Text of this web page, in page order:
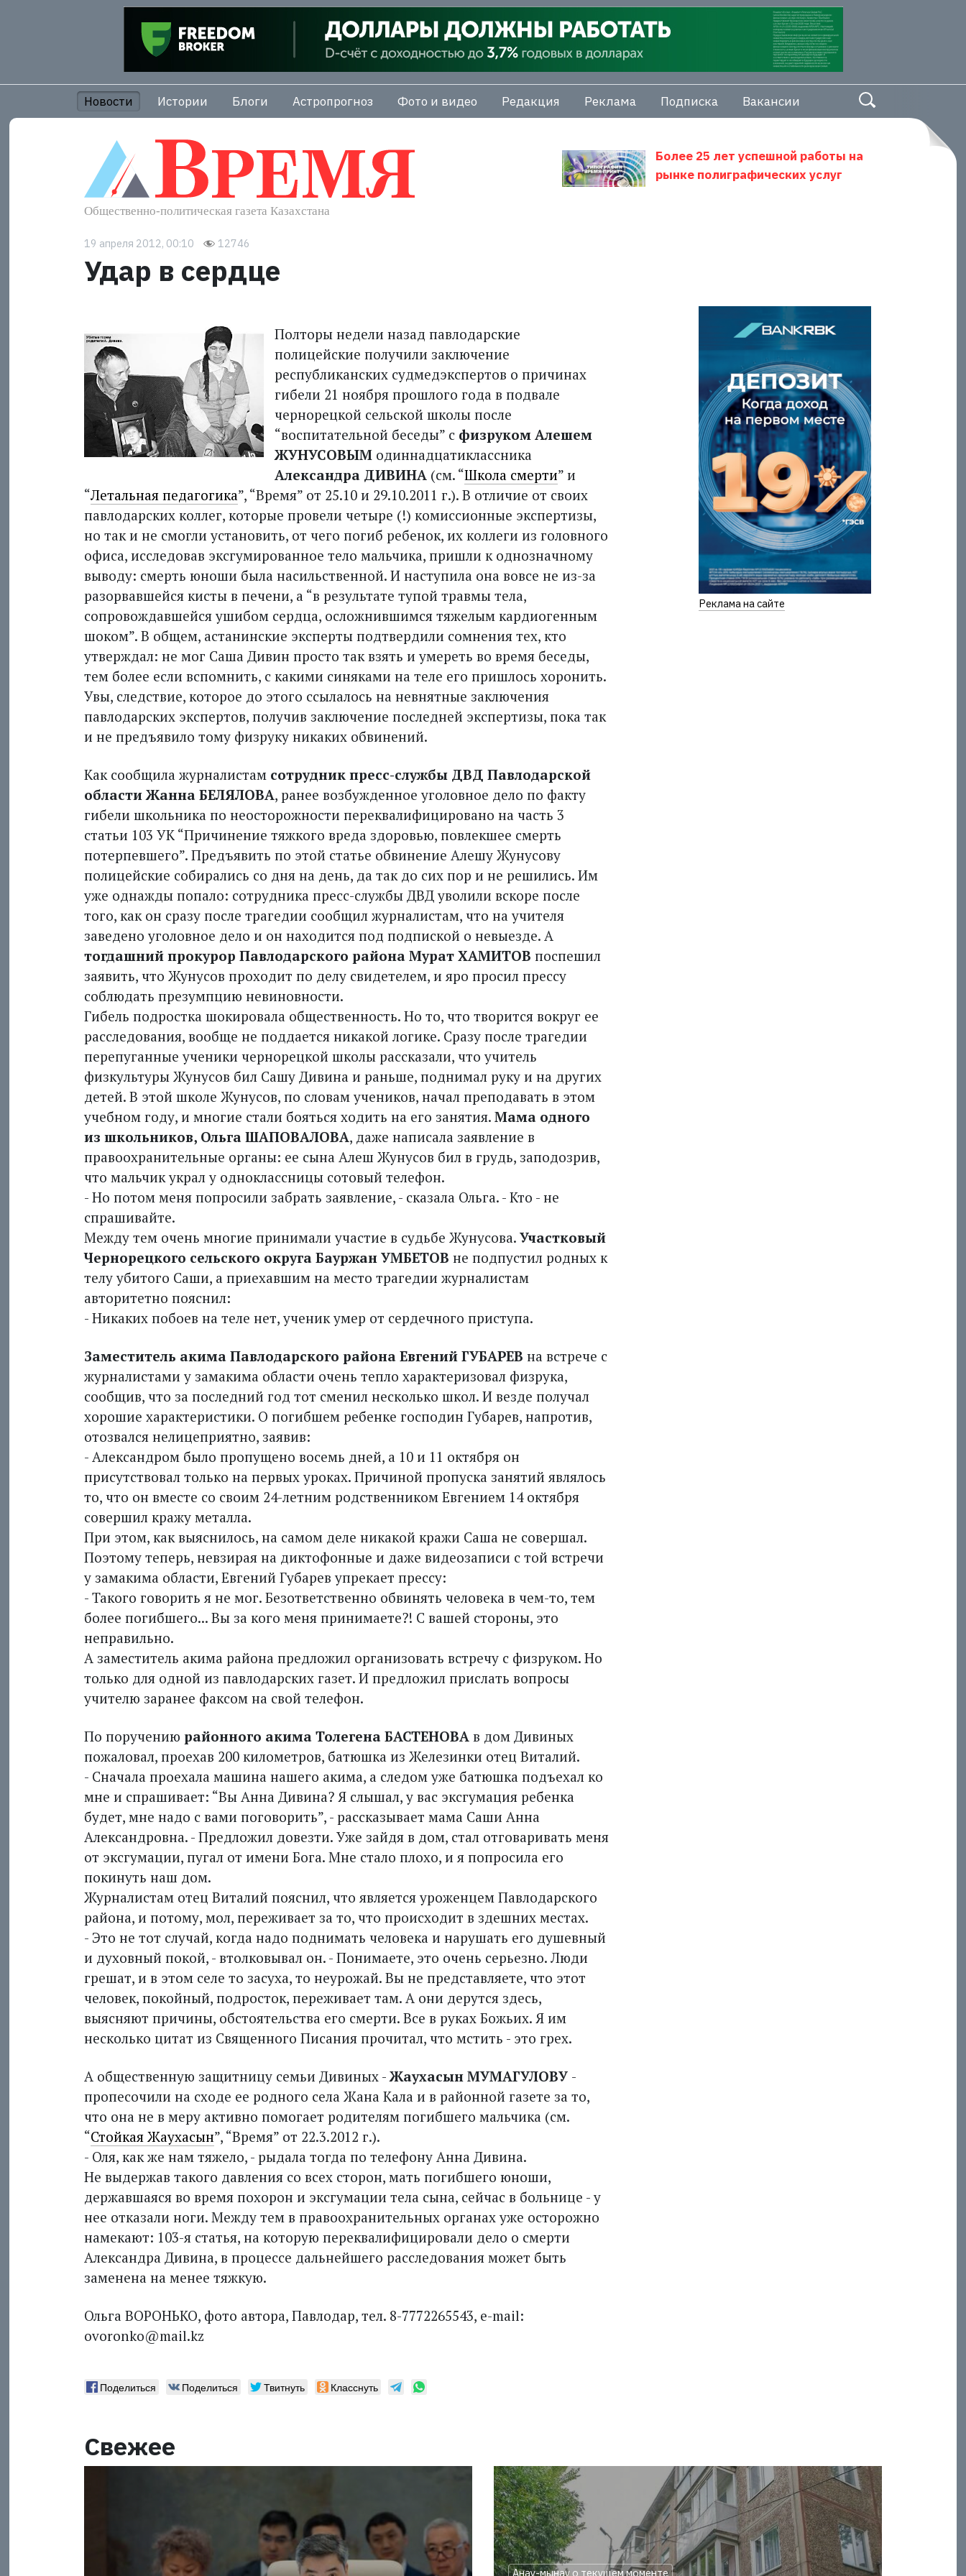
Новости Истории Блоги Астропрогноз Фото и видео Редакция Реклама Подписка Вакансии
Более 25 лет успешной работы на
рынке полиграфических услуг
19 апреля 2012, 00:10 12746
Удар в сердце
Полторы недели назад павлодарские
полицейские получили заключение
республиканских судмедэкспертов о причинах
гибели 21 ноября прошлого года в подвале
чернорецкой сельской школы после
“воспитательной беседы” с физруком Алешем
ЖУНУСОВЫМодиннадцатиклассника
Александра ДИВИНА (см. “Школа смерти” и
“Летальная педагогика”, “Время” от 25.10 и 29.10.2011 г.). В отличие от своих
павлодарских коллег, которые провели четыре (!) комиссионные экспертизы,
но так и не смогли установить, от чего погиб ребенок, их коллеги из головного
офиса, исследовав эксгумированное тело мальчика, пришли к однозначному
выводу: смерть юноши была насильственной. И наступила она вовсе не из-за
разорвавшейся кисты в печени, а “в результате тупой травмы тела,
сопровождавшейся ушибом сердца, осложнившимся тяжелым кардиогенным
шоком”. В общем, астанинские эксперты подтвердили сомнения тех, кто
утверждал: не мог Саша Дивин просто так взять и умереть во время беседы,
тем более если вспомнить, с какими синяками на теле его пришлось хоронить.
Увы, следствие, которое до этого ссылалось на невнятные заключения
павлодарских экспертов, получив заключение последней экспертизы, пока так
и не предъявило тому физруку никаких обвинений.
Как сообщила журналистам сотрудник пресс-службы ДВД Павлодарской
области Жанна БЕЛЯЛОВА, ранее возбужденное уголовное дело по факту
гибели школьника по неосторожности переквалифицировано на часть 3
статьи 103 УК “Причинение тяжкого вреда здоровью, повлекшее смерть
потерпевшего”. Предъявить по этой статье обвинение Алешу Жунусову
полицейские собирались со дня на день, да так до сих пор и не решились. Им
уже однажды попало: сотрудника пресс-службы ДВД уволили вскоре после
того, как он сразу после трагедии сообщил журналистам, что на учителя
заведено уголовное дело и он находится под подпиской о невыезде. А
тогдашний прокурор Павлодарского района Мурат ХАМИТОВ поспешил
заявить, что Жунусов проходит по делу свидетелем, и яро просил прессу
соблюдать презумпцию невиновности.
Гибель подростка шокировала общественность. Но то, что творится вокруг ее
расследования, вообще не поддается никакой логике. Сразу после трагедии
перепуганные ученики чернорецкой школы рассказали, что учитель
физкультуры Жунусов бил Сашу Дивина и раньше, поднимал руку и на других
детей. В этой школе Жунусов, по словам учеников, начал преподавать в этом
учебном году, и многие стали бояться ходить на его занятия. Мама одного
из школьников, Ольга ШАПОВАЛОВА, даже написала заявление в
правоохранительные органы: ее сына Алеш Жунусов бил в грудь, заподозрив,
что мальчик украл у одноклассницы сотовый телефон.
- Но потом меня попросили забрать заявление, - сказала Ольга. - Кто - не
спрашивайте.
Между тем очень многие принимали участие в судьбе Жунусова. Участковый
Чернорецкого сельского округа Бауржан УМБЕТОВ не подпустил родных к
телу убитого Саши, а приехавшим на место трагедии журналистам
авторитетно пояснил:
- Никаких побоев на теле нет, ученик умер от сердечного приступа.
Заместитель акима Павлодарского района Евгений ГУБАРЕВ на встрече с
журналистами у замакима области очень тепло характеризовал физрука,
сообщив, что за последний год тот сменил несколько школ. И везде получал
хорошие характеристики. О погибшем ребенке господин Губарев, напротив,
отозвался нелицеприятно, заявив:
- Александром было пропущено восемь дней, а 10 и 11 октября он
присутствовал только на первых уроках. Причиной пропуска занятий являлось
то, что он вместе со своим 24-летним родственником Евгением 14 октября
совершил кражу металла.
При этом, как выяснилось, на самом деле никакой кражи Саша не совершал.
Поэтому теперь, невзирая на диктофонные и даже видео­записи с той встречи
у замакима области, Евгений Губарев упрекает прессу:
- Такого говорить я не мог. Безответственно обвинять человека в чем-то, тем
более погибшего... Вы за кого меня принимаете?! С вашей стороны, это
неправильно.
А заместитель акима района предложил организовать встречу с физруком. Но
только для одной из павлодарских газет. И предложил прислать вопросы
учителю заранее факсом на свой телефон.
По поручению районного акима Толегена БАСТЕНОВА в дом Дивиных
пожаловал, проехав 200 километров, батюшка из Железинки отец Виталий.
- Сначала проехала машина нашего акима, а следом уже батюшка подъехал ко
мне и спрашивает: “Вы Анна Дивина? Я слышал, у вас эксгумация ребенка
будет, мне надо с вами поговорить”, - рассказывает мама Саши Анна
Александровна. - Предложил довезти. Уже зайдя в дом, стал отговаривать меня
от эксгумации, пугал от имени Бога. Мне стало плохо, и я попросила его
покинуть наш дом.
Журналистам отец Виталий пояснил, что является уроженцем Павлодарского
района, и потому, мол, переживает за то, что происходит в здешних местах.
- Это не тот случай, когда надо поднимать человека и нарушать его душевный
и духовный покой, - втолковывал он. - Понимаете, это очень серьезно. Люди
грешат, и в этом селе то засуха, то неурожай. Вы не представляете, что этот
человек, покойный, подросток, переживает там. А они дерутся здесь,
выясняют причины, обстоятельства его смерти. Все в руках Божьих. Я им
несколько цитат из Священного Писания прочитал, что мстить - это грех.
А общественную защитницу семьи Дивиных - Жаухасын МУМАГУЛОВУ -
пропесочили на сходе ее родного села Жана Кала и в районной газете за то,
что она не в меру активно помогает родителям погибшего мальчика (см.
“Стойкая Жаухасын”, “Время” от 22.3.2012 г.).
- Оля, как же нам тяжело, - рыдала тогда по телефону Анна Дивина.
Не выдержав такого давления со всех сторон, мать погибшего юноши,
державшаяся во время похорон и эксгумации тела сына, сейчас в больнице - у
нее отказали ноги. Между тем в правоохранительных органах уже осторожно
намекают: 103-я статья, на которую переквалифицировали дело о смерти
Александра Дивина, в процессе дальнейшего расследования может быть
заменена на менее тяжкую.
Ольга ВОРОНЬКО, фото автора, Павлодар, тел. 8-7772265543, e-mail:
ovoronko@mail.kz
Поделиться Поделиться Твитнуть Класснуть
Реклама на сайте
Свежее
Анау-мынау о текущем моменте